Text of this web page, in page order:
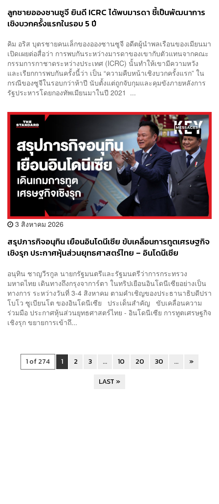
ลูกชายอองซานซูจี ยินดี ICRC ได้พบมารดา ชี้เป็นพัฒนาการ
เชิงบวกครั้งแรกในรอบ 5 ปี
คิม อริส บุตรชายคนเล็กของอองซานซูจี อดีตผู้นำพลเรือนของเมียนมา
เปิดเผยต่อสื่อว่า การพบกันระหว่างมารดาของเขากับตัวแทนจากคณะ
กรรมการกาชาดระหว่างประเทศ (ICRC) นั้นทำให้เขามีความหวัง
และเรียกการพบกันครั้งนี้ว่า เป็น “ความคืบหน้าเชิงบวกครั้งแรก” ใน
กรณีของซูจีในรอบกว่าห้าปี นับตั้งแต่ถูกจับกุมและคุมขังภายหลังการ
รัฐประหารโดยกองทัพเมียนมาในปี 2021 ...
3 สิงหาคม 2026
สรุปภารกิจอนุทิน เยือนอินโดนีเซีย ขับเคลื่อนการทูตเศรษฐกิจ
เชิงรุก ประกาศหุ้นส่วนยุทธศาสตร์ไทย – อินโดนีเซีย
อนุทิน ชาญวีรกูล นายกรัฐมนตรีและรัฐมนตรีว่าการกระทรวง
มหาดไทย เดินทางถึงกรุงจาการ์ตา ในทริปเยือนอินโดนีเซียอย่างเป็น
ทางการ ระหว่างวันที่ 3-4 สิงหาคม ตามคำเชิญของประธานาธิบดีปรา
โบโว ซูเบียนโต ของอินโดนีเซีย ประเด็นสำคัญ ขับเคลื่อนความ
ร่วมมือ ประกาศหุ้นส่วนยุทธศาสตร์ไทย - อินโดนีเซีย การทูตเศรษฐกิจ
เชิงรุก ขยายการเข้าถึ...
1 of 274 1 2 3 ... 10 20 30 ...
»
LAST »